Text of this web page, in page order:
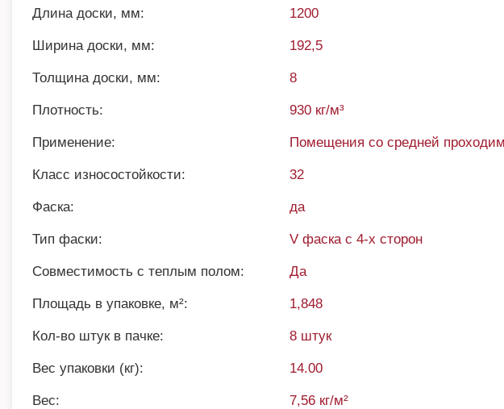
Длина доски, мм: 1200
Ширина доски, мм: 192,5
Толщина доски, мм: 8
Плотность: 930 кг/м³
Применение: Помещения со средней
Класс износостойкости: 32
Фаска: да
Тип фаски: V фаска с 4-х сторон
Совместимость с теплым полом: Да
Площадь в упаковке, м²: 1,848
Кол-во штук в пачке: 8 штук
Вес упаковки (кг): 14.00
Вес: 7,56 кг/м²